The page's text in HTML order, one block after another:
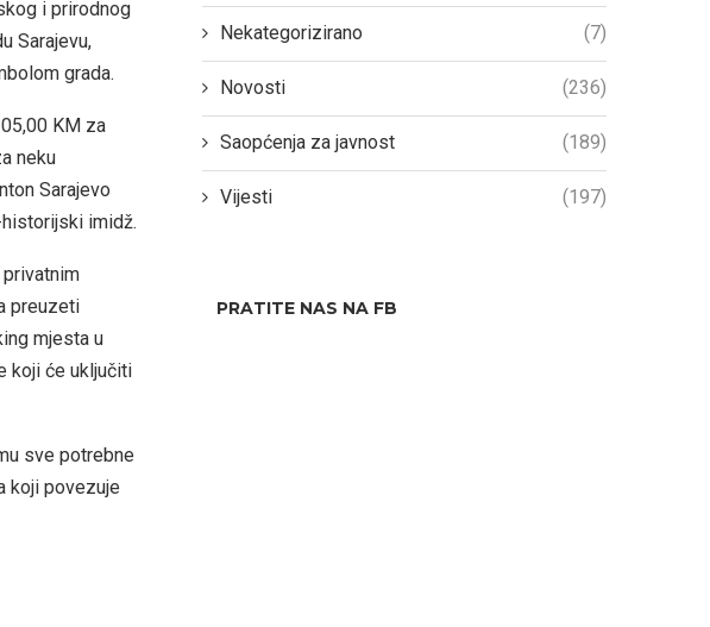
i prirodnog
Sarajevu,
grada.
KM za
neku
Sarajevo
imidž.
preuzeti
mjesta u
koji će uključiti
sve potrebne
koji povezuje
Nekategorizirano (7)
Novosti (236)
Saopćenja za javnost (189)
Vijesti (197)
PRATITE NAS NA FB